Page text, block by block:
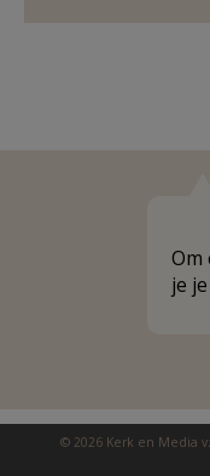
Om
je je
© 2026 Kerk en Media